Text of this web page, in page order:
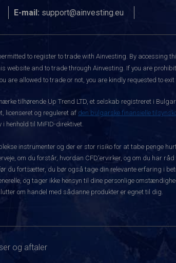
E-mail: support@ainvesting.eu
to register to trade with Ainvesting. By accessing
website and to trade through Ainvesting. If you are
are allowed to trade or not, you are kindly requested to
tilhørende Up Trend LTD, et selskab registreret i
licenseret og reguleret af den bulgarske finansielle
henhold til MiFID-direktivet.
instrumenter og der er stor risiko for at tabe penge
om du forstår, hvordan CFD'ervirker, og om du har
du fortsætter, du bør også tage din relevante erfaring i
og tager ikke hensyn til dine personlige
om handel med sådanne produkter er egnet til dig.
og aftaler